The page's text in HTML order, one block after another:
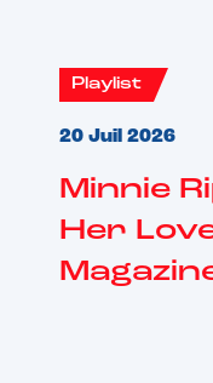
Playlist
20 Juil 2026
Minnie
Her